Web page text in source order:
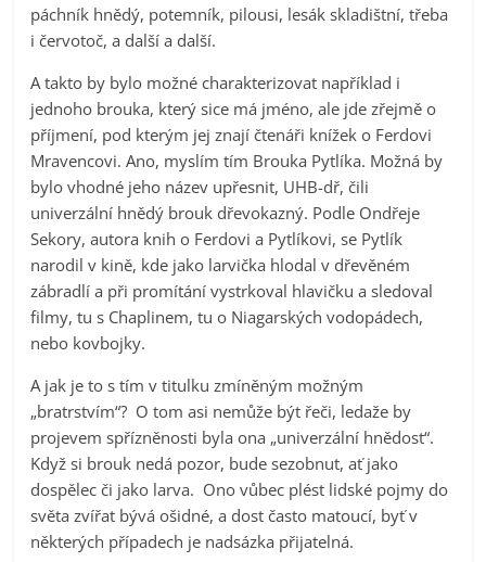
páchník hnědý, potemník, pilousi, lesák skladištní, třeba
i červotoč, a další a další.
A takto by bylo možné charakterizovat například i
jednoho brouka, který sice má jméno, ale jde zřejmě o
příjmení, pod kterým jej znají čtenáři knížek o Ferdovi
Mravencovi. Ano, myslím tím Brouka Pytlíka. Možná by
bylo vhodné jeho název upřesnit, UHB-dř, čili
univerzální hnědý brouk dřevokazný. Podle Ondřeje
Sekory, autora knih o Ferdovi a Pytlíkovi, se Pytlík
narodil v kině, kde jako larvička hlodal v dřevěném
zábradlí a při promítání vystrkoval hlavičku a sledoval
filmy, tu s Chaplinem, tu o Niagarských vodopádech,
nebo kovbojky.
A jak je to s tím v titulku zmíněným možným
„bratrstvím“? O tom asi nemůže být řeči, ledaže by
projevem spřízněnosti byla ona „univerzální hnědost“.
Když si brouk nedá pozor, bude sezobnut, ať jako
dospělec či jako larva. Ono vůbec plést lidské pojmy do
světa zvířat bývá ošidné, a dost často matoucí, byť v
některých případech je nadsázka přijatelná.